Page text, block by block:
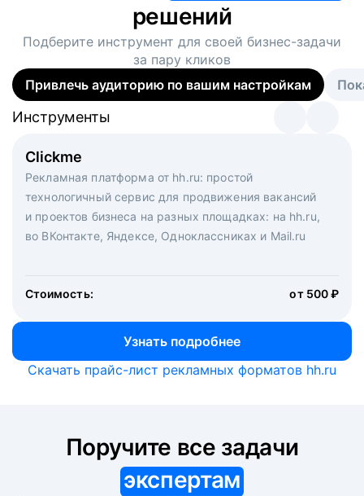
решений
Подберите инструмент для своей бизнес-задачи
за пару кликов
Привлечь аудиторию по вашим настройкам
Clickme
Рекламная платформа от hh.ru: простой
технологичный сервис для продвижения вакансий
и проектов бизнеса на разных площадках: на hh.ru,
во ВКонтакте, Яндексе, Одноклассниках и Mail.ru
Стоимость: от 500 ₽
Узнать подробнее
Инструменты
Вакансия дня
Рекламный формат для вакансий на главной странице
hh.ru. Увеличивает количество откликов
Инструменты
Массовый подбор под ключ. Решите, сколько
кандидатов и когда вам нужно, и за дело возьмутся
маркетологи, рекрутеры и проектные менеджеры
hh.ru с целым набором digital-инструментов
Инструменты
Скачать прайс-лист рекламных форматов hh.ru
экспертам